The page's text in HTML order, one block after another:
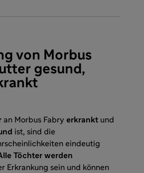
von Morbus
gesund,
an Morbus Fabry erkrankt und
ist, sind die
eindeutig
Töchter werden
Erkrankung sein und können